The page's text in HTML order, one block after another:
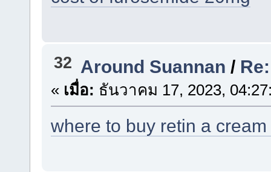
32 Around Suannan /
« เมื่อ: ธันวาคม 17, 2023,
where to buy retin a